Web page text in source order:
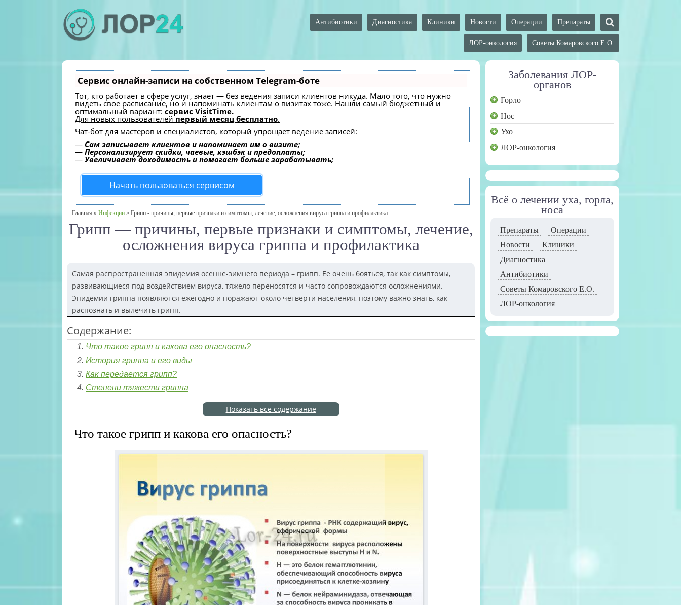
Препараты
Операции
Новости
Клиники
Диагностика
Антибиотики
Советы Комаровского Е.О.
ЛОР-онкология
Сервис онлайн-записи на собственном Telegram-боте
Тот, кто работает в сфере услуг, знает — без ведения записи клиентов никуда. Мало того, что нужно
видеть свое расписание, но и напоминать клиентам о визитах тоже. Нашли самый бюджетный и
оптимальный вариант: сервис VisitTime.
Для новых пользователейпервый месяц бесплатно.
Чат-бот для мастеров и специалистов, который упрощает ведение записей:
— Сам записывает клиентов и напоминает им о визите;
— Персонализирует скидки, чаевые, кэшбэк и предоплаты;
— Увеличивает доходимость и помогает больше зарабатывать;
Начать пользоваться сервисом
Главная » Инфекции » Грипп - причины, первые признаки и симптомы, лечение, осложнения вируса гриппа и профилактика
Грипп — причины, первые признаки и симптомы, лечение,
осложнения вируса гриппа и профилактика
Самая распространенная эпидемия осенне-зимнего периода – грипп. Ее очень бояться, так как симптомы,
развивающиеся под воздействием вируса, тяжело переносятся и часто сопровождаются осложнениями.
Эпидемии гриппа появляются ежегодно и поражают около четверти населения, поэтому важно знать, как
распознать и вылечить грипп.
Содержание:
Что такое грипп и какова его опасность?
История гриппа и его виды
Как передается грипп?
Степени тяжести гриппа
Показать все содержание
Что такое грипп и какова его опасность?
Заболевания ЛОР-
органов
Горло
Нос
Ухо
ЛОР-онкология
Всё о лечении уха, горла,
носа
Препараты
Операции
Новости
Клиники
Диагностика
Антибиотики
Советы Комаровского Е.О.
ЛОР-онкология